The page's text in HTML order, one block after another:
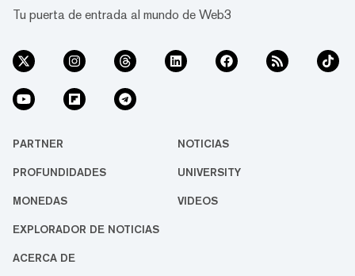
Tu puerta de entrada al mundo de Web3
PARTNER NOTICIAS
PROFUNDIDADES UNIVERSITY
MONEDAS VIDEOS
EXPLORADOR DE NOTICIAS
ACERCA DE